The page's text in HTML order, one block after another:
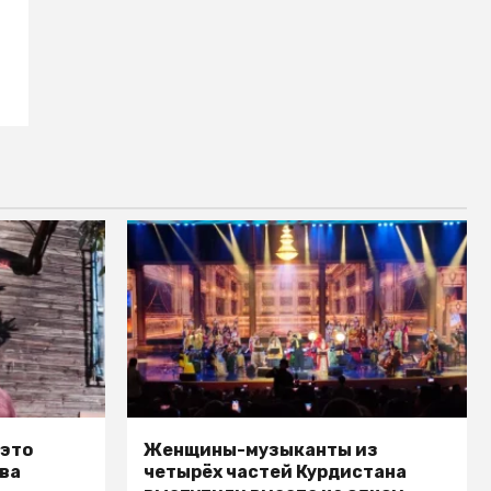
Женщины-музыканты из
четырёх частей Курдистана